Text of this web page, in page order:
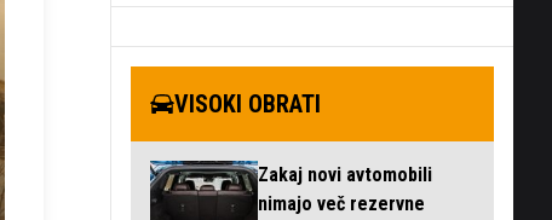
VISOKI OBRATI
Zakaj novi avtomobili
nimajo več rezervne